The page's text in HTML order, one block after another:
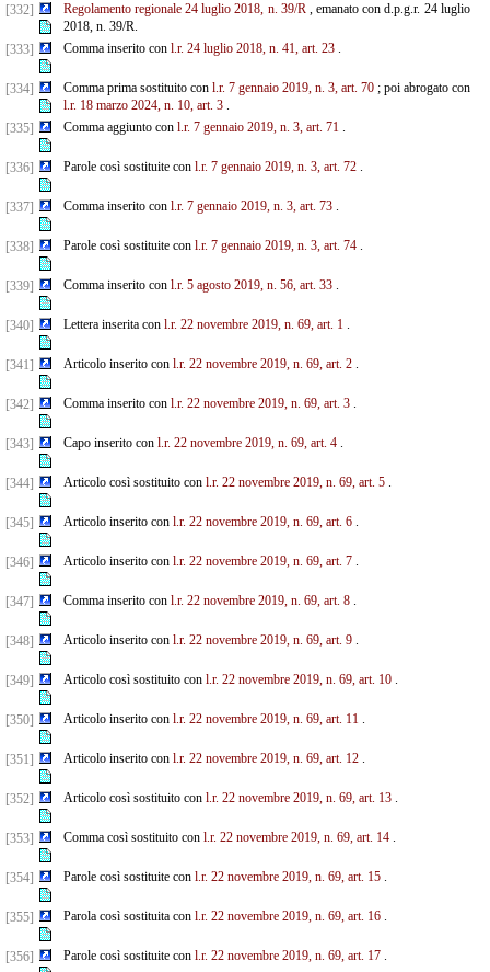
[332] Regolamento regionale 24 luglio 2018, n. 39/R, emanato con d.p.g.r. 24 luglio
2018, n. 39/R.
[333]
Comma inserito con l.r. 24 luglio 2018, n. 41, art. 23.
[334] Comma prima sostituito con l.r. 7 gennaio 2019, n. 3, art. 70; poi abrogato con
l.r. 18 marzo 2024, n. 10, art. 3.
[335]
Comma aggiunto con l.r. 7 gennaio 2019, n. 3, art. 71.
[336] Parole così sostituite con l.r. 7 gennaio 2019, n. 3, art. 72.
[337] Comma inserito con l.r. 7 gennaio 2019, n. 3, art. 73.
[338] Parole così sostituite con l.r. 7 gennaio 2019, n. 3, art. 74.
[339] Comma inserito con l.r. 5 agosto 2019, n. 56, art. 33.
[340] Lettera inserita con l.r. 22 novembre 2019, n. 69, art. 1.
[341] Articolo inserito con l.r. 22 novembre 2019, n. 69, art. 2.
[342] Comma inserito con l.r. 22 novembre 2019, n. 69, art. 3.
[343] Capo inserito con l.r. 22 novembre 2019, n. 69, art. 4.
[344] Articolo così sostituito con l.r. 22 novembre 2019, n. 69, art. 5.
[345] Articolo inserito con l.r. 22 novembre 2019, n. 69, art. 6.
[346] Articolo inserito con l.r. 22 novembre 2019, n. 69, art. 7.
[347] Comma inserito con l.r. 22 novembre 2019, n. 69, art. 8.
[348] Articolo inserito con l.r. 22 novembre 2019, n. 69, art. 9.
[349] Articolo così sostituito con l.r. 22 novembre 2019, n. 69, art. 10.
[350] Articolo inserito con l.r. 22 novembre 2019, n. 69, art. 11.
[351] Articolo inserito con l.r. 22 novembre 2019, n. 69, art. 12.
[352] Articolo così sostituito con l.r. 22 novembre 2019, n. 69, art. 13.
[353] Comma così sostituito con l.r. 22 novembre 2019, n. 69, art. 14.
[354] Parole così sostituite con l.r. 22 novembre 2019, n. 69, art. 15.
[355] Parola così sostituita con l.r. 22 novembre 2019, n. 69, art. 16.
[356] Parole così sostituite con l.r. 22 novembre 2019, n. 69, art. 17.